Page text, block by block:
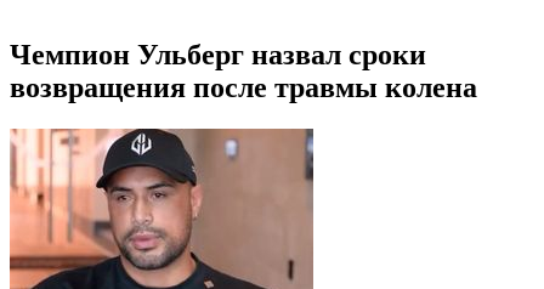
Чемпион Ульберг назвал сроки
возвращения после травмы колена